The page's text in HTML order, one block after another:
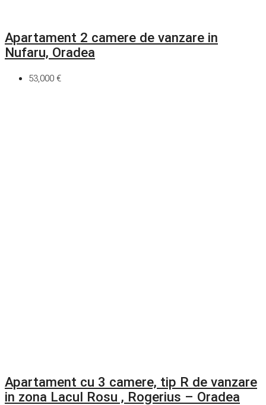
Apartament 2 camere de vanzare in
Nufaru, Oradea
53,000 €
Apartament cu 3 camere, tip R de vanzare
in zona Lacul Rosu , Rogerius – Oradea